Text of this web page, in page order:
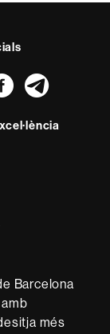
Barcelona
més
Sobre el